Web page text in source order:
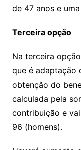
de 47 anos e
Terceira opção
Na terceira
que é adaptação
obtenção do
calculada pela
contribuição e
96 (homens).